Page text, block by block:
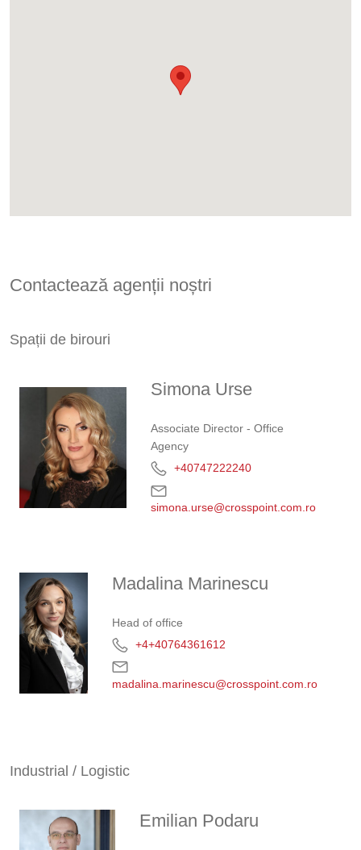
Contactează agenții noștri
Spații de birouri
Simona Urse
Associate Director - Office
Agency
+40747222240
simona.urse@crosspoint.com.ro
Madalina Marinescu
Head of office
+4+40764361612
madalina.marinescu@crosspoint.com.ro
Industrial / Logistic
Emilian Podaru